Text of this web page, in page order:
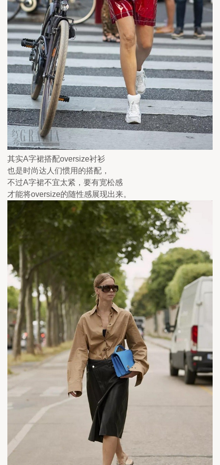
其实A字裙搭配oversize衬衫
也是时尚达人们惯用的搭配，
不过A字裙不宜太紧，要有宽松感
才能将oversize的随性感展现出来。